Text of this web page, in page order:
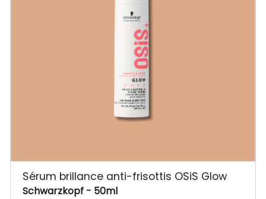
Sérum brillance anti-frisottis OSiS Glow
Schwarzkopf - 50ml